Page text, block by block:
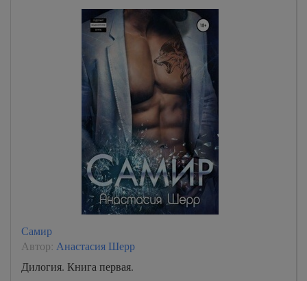
Самир
Автор: Анастасия Шерр
Дилогия. Книга первая.